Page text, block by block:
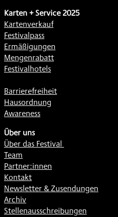
Karten + Service 2025
Kartenverkauf
Festivalpass
Ermäßigungen
Mengenrabatt
Festivalhotels
Barrierefreiheit
Hausordnung
Awareness
Über uns
Über das Festival
Team
Partner:innen
Kontakt
Newsletter & Zusendungen
Archiv
Stellenausschreibungen